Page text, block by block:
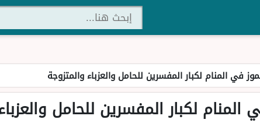
في المنام لكبار المفسرين للحامل والعزباء والمتزوجة
لكبار المفسرين للحامل